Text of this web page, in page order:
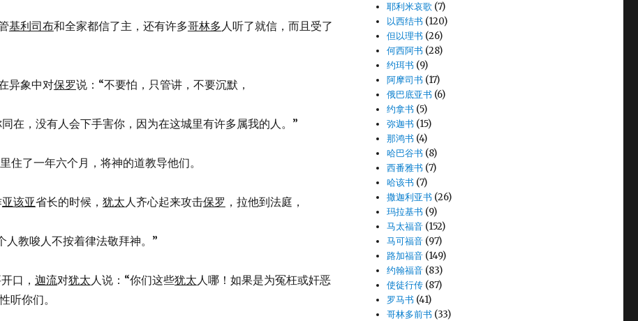
基利司布和全家都信了主，还有许多哥林多人听了就信，而且受了
异象中对保罗说：“不要怕，只管讲，不要沉默，
在，没有人会下手害你，因为在这城里有许多属我的人。”
住了一年六个月，将神的道教导他们。
亚该亚省长的时候， 犹太人齐心起来攻击保罗 ，拉他到法庭，
人教唆人不按着律法敬拜神。”
口， 迦流对犹太人说：“你们这些犹太人哪！如果是为冤枉或奸恶
听你们。
耶利米哀歌 (7)
以西结书 (120)
但以理书 (26)
何西阿书 (28)
约珥书 (9)
阿摩司书 (17)
俄巴底亚书 (6)
约拿书 (5)
弥迦书 (15)
那鸿书 (4)
哈巴谷书 (8)
西番雅书 (7)
哈该书 (7)
撒迦利亚书 (26)
玛拉基书 (9)
马太福音 (152)
马可福音 (97)
路加福音 (149)
约翰福音 (83)
使徒行传 (87)
罗马书 (41)
哥林多前书 (33)